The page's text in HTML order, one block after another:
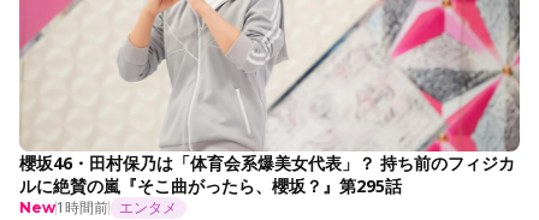
櫻坂46・田村保乃は「体育会系爆美女代表」？ 持ち前のフィジカ
ルに絶賛の嵐『そこ曲がったら、櫻坂？』第295話
New1時間前 エンタメ